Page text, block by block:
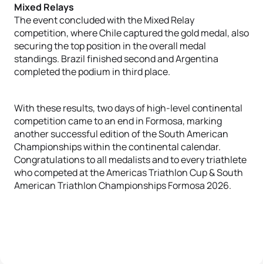
Mixed Relays
The event concluded with the Mixed Relay
competition, where Chile captured the gold medal, also
securing the top position in the overall medal
standings. Brazil finished second and Argentina
completed the podium in third place.
With these results, two days of high-level continental
competition came to an end in Formosa, marking
another successful edition of the South American
Championships within the continental calendar.
Congratulations to all medalists and to every triathlete
who competed at the Americas Triathlon Cup & South
American Triathlon Championships Formosa 2026.